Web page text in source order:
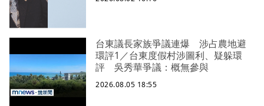
台東議長家族爭議連爆 涉占農地避
環評1／台東度假村涉圖利、疑躲環
評 吳秀華爭議：概無參與
2026.08.05 18:55